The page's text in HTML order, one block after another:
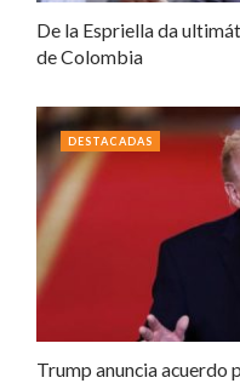
De la Espriella da
de Colombia
Trump anuncia acuerdo
DESTACADAS